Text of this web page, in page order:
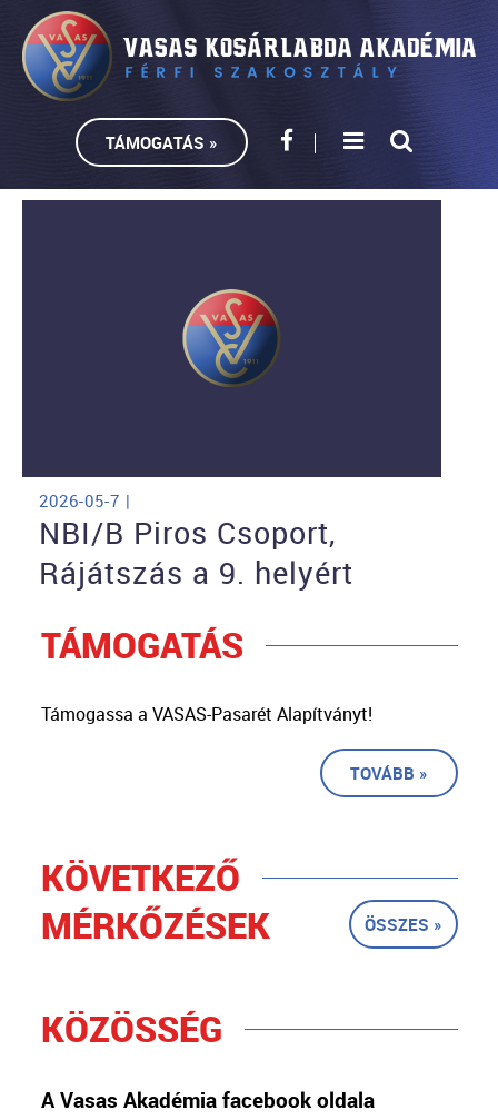
TÁMOGATÁS »
2026-05-7 |
NBI/B Piros Csoport,
Rájátszás a 9. helyért
TÁMOGATÁS
Támogassa a VASAS-Pasarét Alapítványt!
TOVÁBB »
KÖVETKEZŐ
MÉRKŐZÉSEK
ÖSSZES »
KÖZÖSSÉG
A Vasas Akadémia facebook oldala